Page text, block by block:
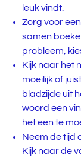
leuk vindt.
Zorg voor
samen
probleem,
Kijk naar het
moeilijk of
bladzijde uit
woord een
het een te
Neem de tijd
Kijk naar de